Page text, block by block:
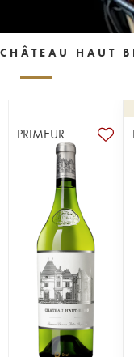
CHÂTEAU HAUT
PRIMEUR